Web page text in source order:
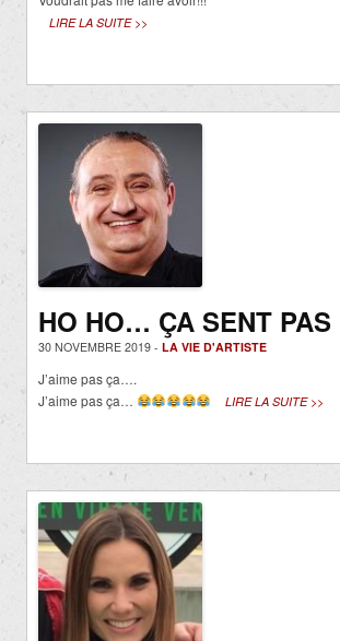
LIRE LA SUITE >>
HO HO… ÇA SENT PAS
30 NOVEMBRE 2019 - LA VIE D'ARTISTE
J’aime pas ça….
J’aime pas ça…
LIRE LA SUITE >>